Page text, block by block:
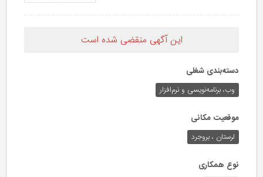
این آگهی منقضی شده است
دسته‌بندی شغلی
وب،‌ برنامه‌نویسی و نرم‌افزار
موقعیت مکانی
لرستان ، بروجرد
نوع همکاری